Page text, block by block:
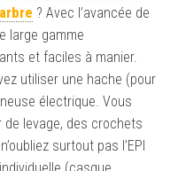
? Avec l’avancée de
large gamme
et faciles à manier.
utiliser une hache (pour
électrique. Vous
de levage, des crochets
surtout pas l’EPI